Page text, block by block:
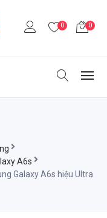
0 0
A6s
Galaxy A6s hiệu Ultra